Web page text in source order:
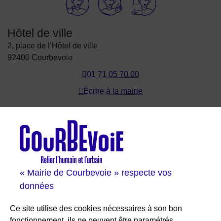
« Mairie de Courbevoie » respecte vos
données
Ce site utilise des cookies nécessaires à son bon
Hôtel de ville
2, place de l’Hôtel de ville
92400 Courbevoie
01 71 05 70 00
Écrire à la mairie
Les sites de Courbevoie
Courbevoie espace famille
Val Courbevoie
Sortir à Courbevoie
Solutions entreprises
Portail des bibliothèques
Je participe Courbevoie